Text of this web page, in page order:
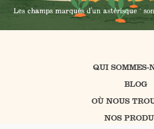
Les champs marqués d'un astérisque *
QUI SOMMES-
BLOG
OÙ NOUS
NOS